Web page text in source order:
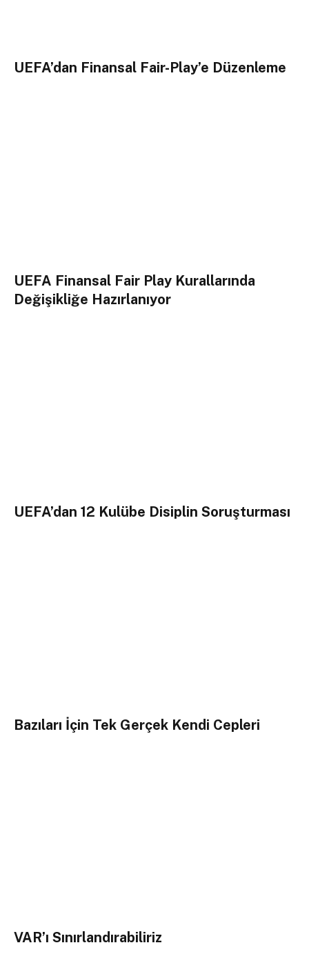
UEFA’dan Finansal Fair-Play’e Düzenleme
UEFA Finansal Fair Play Kurallarında
Değişikliğe Hazırlanıyor
UEFA’dan 12 Kulübe Disiplin Soruşturması
Bazıları İçin Tek Gerçek Kendi Cepleri
VAR’ı Sınırlandırabiliriz